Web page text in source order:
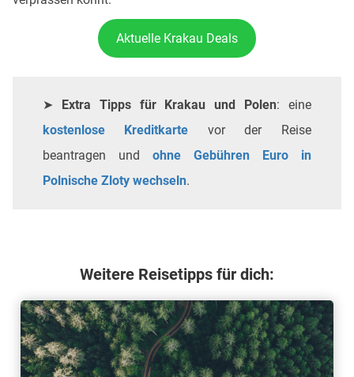
Aktuelle Krakau Deals
➤ Extra Tipps für Krakau und Polen: eine
kostenlose Kreditkarte vor der Reise
beantragen und ohne Gebühren Euro in
Polnische Zloty wechseln.
Weitere Reisetipps für dich: